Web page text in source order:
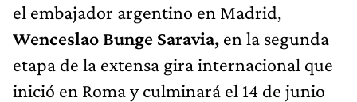
el embajador argentino en Madrid,
Wenceslao Bunge Saravia, en la segunda
etapa de la extensa gira internacional que
inició en Roma y culminará el 14 de junio